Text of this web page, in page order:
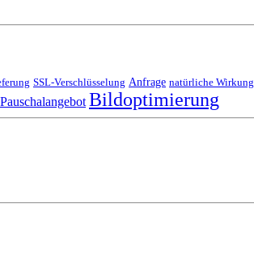
SSL-Verschlüsselung Anfrage natürliche Wirkung
Pauschalangebot Bildoptimierung